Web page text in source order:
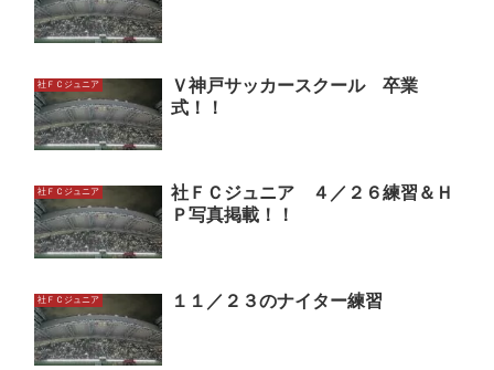
社ＦＣジュニア
Ｖ神戸サッカースクール 卒業
式！！
社ＦＣジュニア
社ＦＣジュニア ４／２６練習＆Ｈ
Ｐ写真掲載！！
社ＦＣジュニア １１／２３のナイター練習